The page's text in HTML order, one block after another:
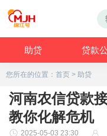
助贷 贷款
您所在的位置： 首页 > 助贷
河南农信贷款
教你化解危机
2025-05-03 23:30